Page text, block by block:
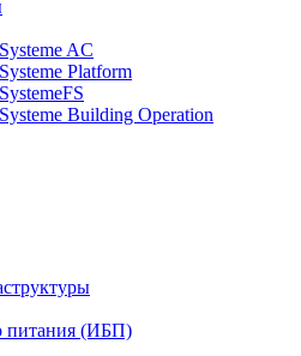
AC
Platform
Building Operation
питания (ИБП)